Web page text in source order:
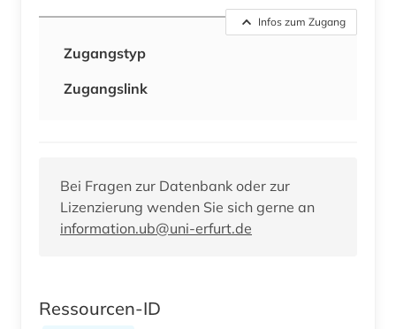
Infos zum Zugang
Zugangstyp
Zugangslink
Bei Fragen zur Datenbank oder zur
Lizenzierung wenden Sie sich gerne an
information.ub@uni-erfurt.de
Ressourcen-ID